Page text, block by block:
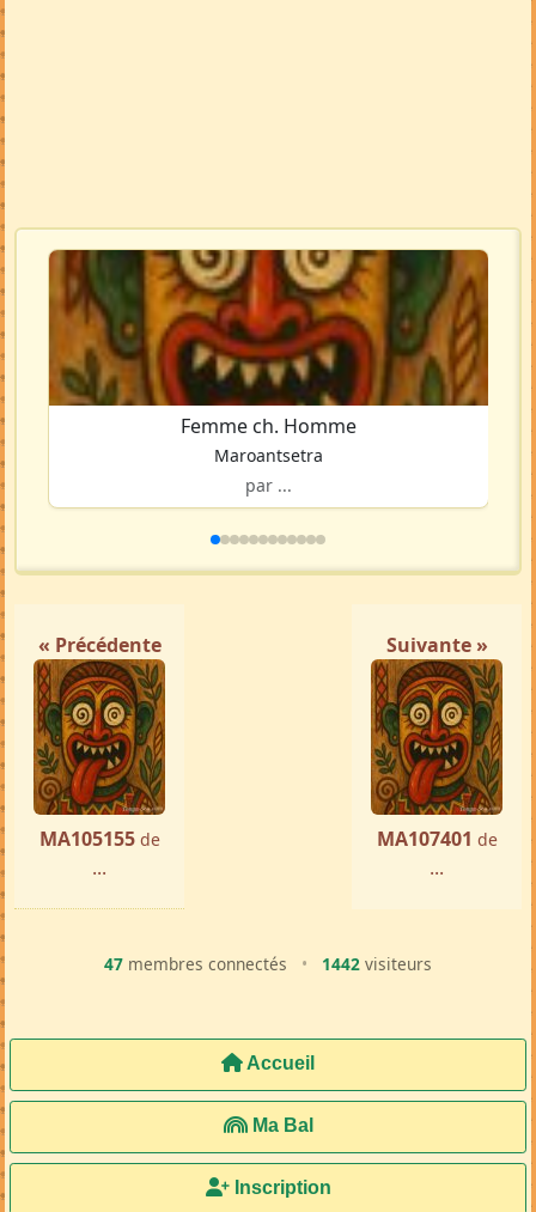
Femme ch. Homme
Maroantsetra
par ...
« Précédente
MA105155 de
...
Suivante »
MA107401 de
...
47 membres connectés • 1442 visiteurs
Accueil
Ma Bal
Inscription